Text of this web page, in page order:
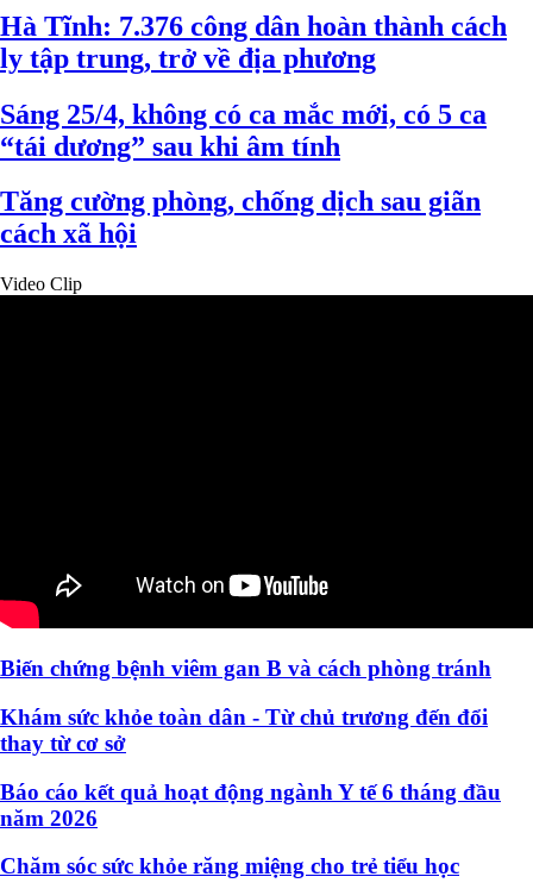
Hà Tĩnh: 7.376 công dân hoàn thành cách
ly tập trung, trở về địa phương
Sáng 25/4, không có ca mắc mới, có 5 ca
“tái dương” sau khi âm tính
Tăng cường phòng, chống dịch sau giãn
cách xã hội
Video Clip
Biến chứng bệnh viêm gan B và cách phòng tránh
Khám sức khỏe toàn dân - Từ chủ trương đến đổi
thay từ cơ sở
Báo cáo kết quả hoạt động ngành Y tế 6 tháng đầu
năm 2026
Chăm sóc sức khỏe răng miệng cho trẻ tiểu học